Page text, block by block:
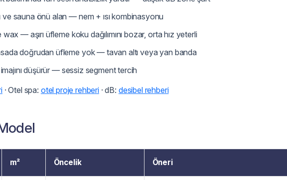
ve sauna önü alan — nem + ısı kombinasyonu
— aşırı üfleme koku dağılımını bozar, orta hız yeterli
doğrudan üfleme yok — tavan altı veya yan banda
düşürür — sessiz segment tercih
· Otel spa: otel proje rehberi· dB: desibel rehberi
m² Öncelik Öneri